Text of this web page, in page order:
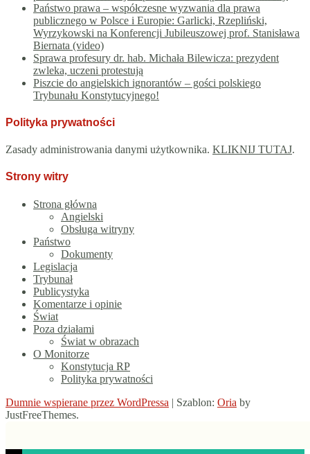
Państwo prawa – współczesne wyzwania dla prawa
publicznego w Polsce i Europie: Garlicki, Rzepliński,
Wyrzykowski na Konferencji Jubileuszowej prof. Stanisława
Biernata (video)
Sprawa profesury dr. hab. Michała Bilewicza: prezydent
zwleka, uczeni protestują
Piszcie do angielskich ignorantów – gości polskiego
Trybunału Konstytucyjnego!
Polityka prywatności
Zasady administrowania danymi użytkownika. KLIKNIJ TUTAJ.
Strony witry
Strona główna
Angielski
Obsługa witryny
Państwo
Dokumenty
Legislacja
Trybunał
Publicystyka
Komentarze i opinie
Świat
Poza działami
Świat w obrazach
O Monitorze
Konstytucja RP
Polityka prywatności
Dumnie wspierane przez WordPressa | Szablon: Oria by
JustFreeThemes.